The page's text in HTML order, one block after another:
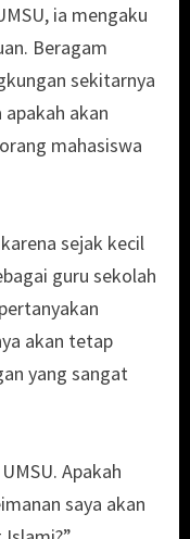
ia mengaku
Beragam
sekitarnya
akan
mahasiswa
sejak kecil
guru sekolah
akan tetap
yang sangat
Apakah
saya akan